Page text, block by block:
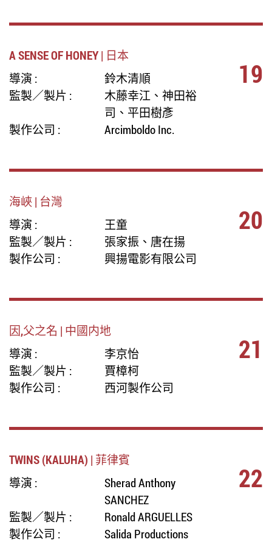
A SENSE OF HONEY | 日本
導演 :
鈴木清順
監製／製片 :
木藤幸江、神田裕
司、平田樹彥
製作公司 :
Arcimboldo Inc.
19
海峽 | 台灣
導演 :
王童
監製／製片 :
張家振、唐在揚
製作公司 :
興揚電影有限公司
20
因,父之名 | 中國内地
導演 :
李京怡
監製／製片 :
賈樟柯
製作公司 :
西河製作公司
21
TWINS (KALUHA) | 菲律賓
導演 :
Sherad Anthony
SANCHEZ
監製／製片 :
Ronald ARGUELLES
製作公司 :
Salida Productions
22